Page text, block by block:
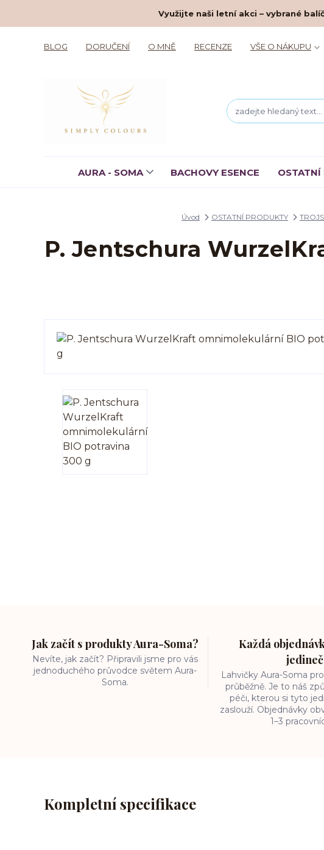
Využijte naši letní akci – vybrané
BLOG DORUČENÍ O MNĚ RECENZE VŠE O NÁKUPU
AURA - SOMA BACHOVY ESENCE OSTATNÍ
Úvod OSTATNÍ PRODUKTY
P. Jentschura
Jak začít s produkty Aura-Soma?
Nevíte, jak začít? Připravili jsme pro vás
jednoduchého průvodce světem Aura-
Soma.
Každá
Lahvičky Aura-Soma
průběžně. Je to náš
péči, kterou si tyto
zaslouží. Objednávky
1–3
Kompletní specifikace